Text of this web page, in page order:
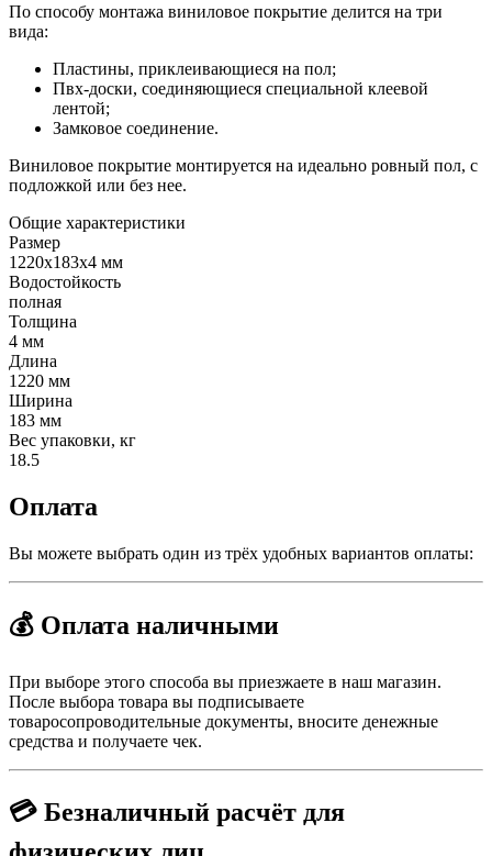
По способу монтажа виниловое покрытие делится на три
вида:
Пластины, приклеивающиеся на пол;
Пвх-доски, соединяющиеся специальной клеевой
лентой;
Замковое соединение.
Виниловое покрытие монтируется на идеально ровный пол, с
подложкой или без нее.
Общие характеристики
Размер
1220х183х4 мм
Водостойкость
полная
Толщина
4 мм
Длина
1220 мм
Ширина
183 мм
Вес упаковки, кг
18.5
Оплата
Вы можете выбрать один из трёх удобных вариантов оплаты:
💰 Оплата наличными
При выборе этого способа вы приезжаете в наш магазин.
После выбора товара вы подписываете
товаросопроводительные документы, вносите денежные
средства и получаете чек.
💳 Безналичный расчёт для